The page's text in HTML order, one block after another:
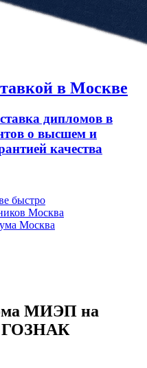
в Москве
дипломов в
о высшем и
качества
быстро
Москва
Москва
МИЭП на
ГОЗНАК